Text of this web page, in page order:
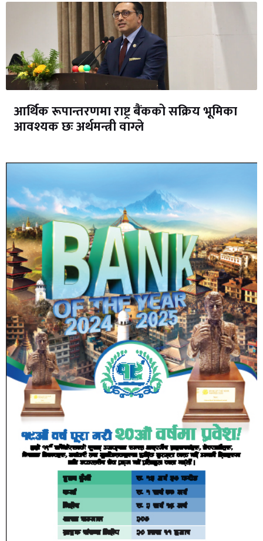
आर्थिक रूपान्तरणमा राष्ट्र बैंकको सक्रिय भूमिका
आवश्यक छः अर्थमन्त्री वाग्ले